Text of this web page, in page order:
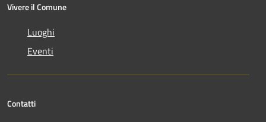
Vivere il Comune
Luoghi
Eventi
Contatti